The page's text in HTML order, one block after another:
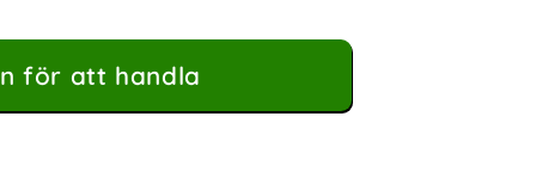
12 4G Fodral Läder Brun som favorit
för att handla